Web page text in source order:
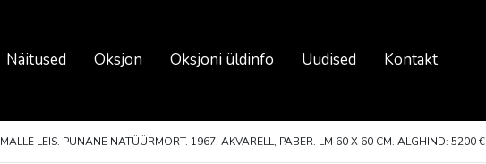
Näitused Oksjon Oksjoni üldinfo Uudised Kontakt
MALLE LEIS. PUNANE NATÜÜRMORT. 1967. AKVARELL, PABER. LM 60 X 60 CM. ALGHIND: 5200 €